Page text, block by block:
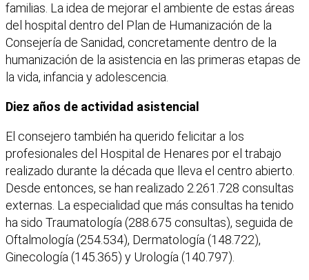
familias. La idea de mejorar el ambiente de estas áreas
del hospital dentro del Plan de Humanización de la
Consejería de Sanidad, concretamente dentro de la
humanización de la asistencia en las primeras etapas de
la vida, infancia y adolescencia.
Diez años de actividad asistencial
El consejero también ha querido felicitar a los
profesionales del Hospital de Henares por el trabajo
realizado durante la década que lleva el centro abierto.
Desde entonces, se han realizado 2.261.728 consultas
externas. La especialidad que más consultas ha tenido
ha sido Traumatología (288.675 consultas), seguida de
Oftalmología (254.534), Dermatología (148.722),
Ginecología (145.365) y Urología (140.797).